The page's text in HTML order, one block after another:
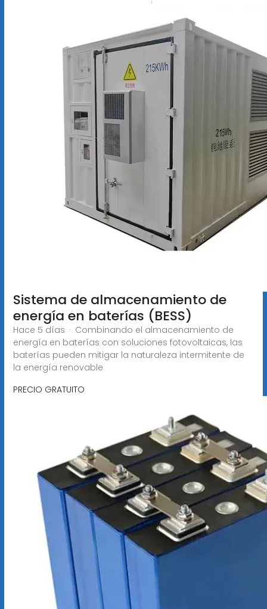
Sistema de almacenamiento de
energía en baterías (BESS)
Hace 5 días · Combinando el almacenamiento de
energía en baterías con soluciones fotovoltaicas, las
baterías pueden mitigar la naturaleza intermitente de
la energía renovable
PRECIO GRATUITO